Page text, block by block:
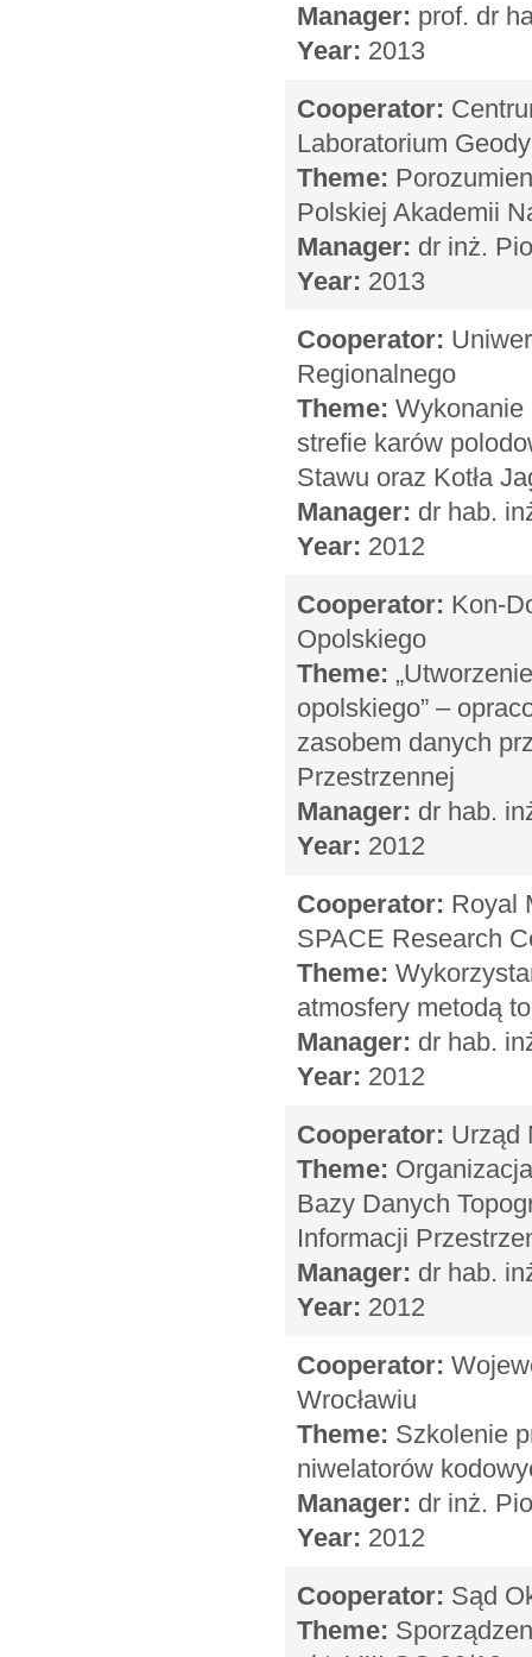
Manager: prof. dr
Year: 2013
Cooperator:
Laboratorium
Theme:
Polskiej Akademii
Manager: dr inż.
Year: 2013
Cooperator:
Regionalnego
Theme: Wykonanie
strefie karów
Stawu oraz Kotła
Manager: dr hab.
Year: 2012
Cooperator: Kon-
Opolskiego
Theme:
opolskiego” –
zasobem danych
Przestrzennej
Manager: dr hab.
Year: 2012
Cooperator: Royal
SPACE Research
Theme:
atmosfery metodą
Manager: dr hab.
Year: 2012
Cooperator: Urząd
Theme:
Bazy Danych
Informacji
Manager: dr hab.
Year: 2012
Cooperator:
Wrocławiu
Theme: Szkolenie
niwelatorów
Manager: dr inż.
Year: 2012
Cooperator: Sąd
Theme: